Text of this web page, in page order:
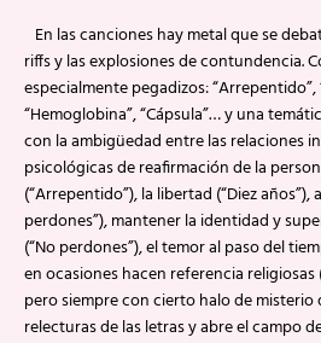
En las canciones hay metal que se
riffs y las explosiones de contundencia.
especialmente pegadizos: “Arrepentido”,
“Hemoglobina”, “Cápsula”… y una
con la ambigüedad entre las relaciones
psicológicas de reafirmación de la
(“Arrepentido”), la libertad (“Diez años”),
perdones”), mantener la identidad y
(“No perdones”), el temor al paso del
en ocasiones hacen referencia religiosas
pero siempre con cierto halo de misterio
relecturas de las letras y abre el campo